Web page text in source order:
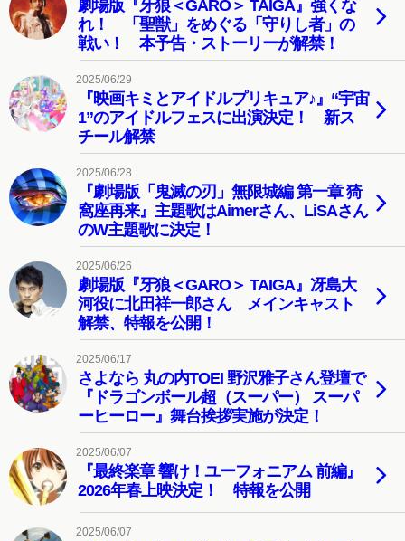
劇場版『牙狼＜GARO＞ TAIGA』強くな
れ！ 「聖獣」をめぐる「守りし者」の
戦い！ 本予告・ストーリーが解禁！
2025/06/29
『映画キミとアイドルプリキュア♪』“宇宙
1”のアイドルフェスに出演決定！ 新ス
チール解禁
2025/06/28
『劇場版「鬼滅の刃」無限城編 第一章 猗
窩座再来』主題歌はAimerさん、LiSAさん
のW主題歌に決定！
2025/06/26
劇場版『牙狼＜GARO＞ TAIGA』冴島大
河役に北田祥一郎さん メインキャスト
解禁、特報を公開！
2025/06/17
さよなら 丸の内TOEI 野沢雅子さん登壇で
『ドラゴンボール超（スーパー） スーパ
ーヒーロー』舞台挨拶実施が決定！
2025/06/07
『最終楽章 響け！ユーフォニアム 前編』
2026年春上映決定！ 特報を公開
2025/06/07